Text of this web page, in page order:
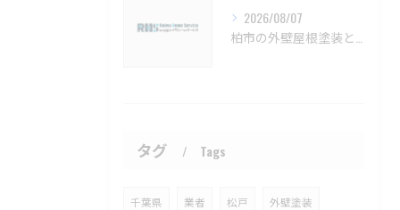
2026/08/07
タグ Tags
千葉県 業者 松戸 外壁塗装